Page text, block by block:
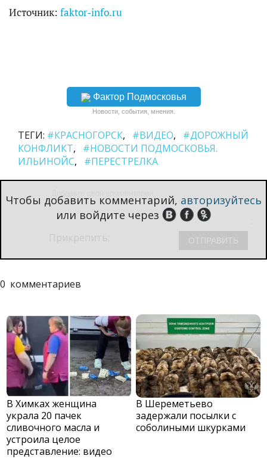
Источник: faktor-info.ru
Фактор Подмосковья
Новости, события, мнения.
ТЕГИ: #КРАСНОГОРСК #ВИДЕО
#ДОРОЖНЫЙ
КОНФЛИКТ
#НОВОСТИ ПОДМОСКОВЬЯ.
ИЛЬИНОЙС
#ПЕРЕСТРЕЛКА
Чтобы добавить комментарий, авторизуйтесь
или войдите через
0 комментариев
В Химках женщина
украла 20 пачек
сливочного масла и
устроила целое
представление: видео
В Шереметьево
задержали посылки с
соболиными шкурками